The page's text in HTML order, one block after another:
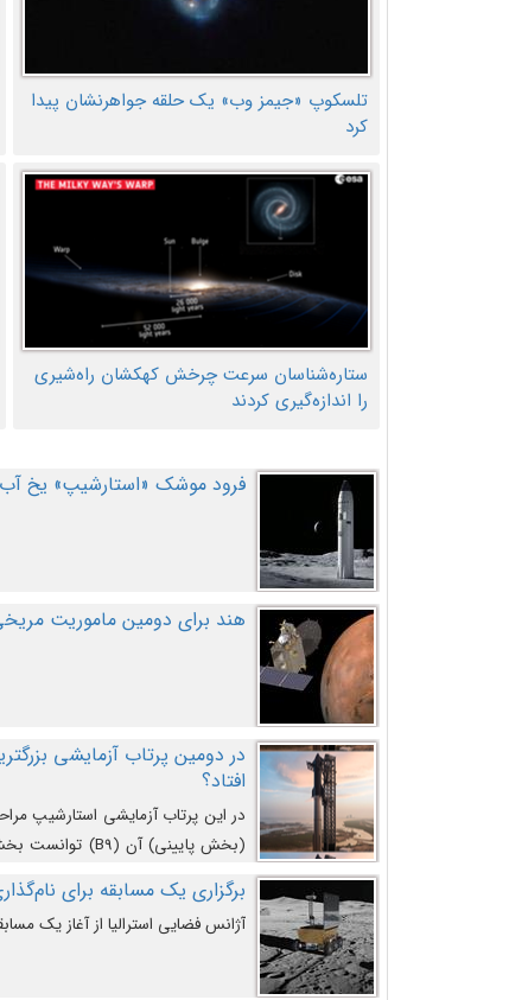
تلسکوپ «جیمز وب» یک حلقه جواهرنشان پیدا
کرد
ستاره‌شناسان سرعت چرخش کهکشان راه‌شیری
را اندازه‌گیری کردند
فرود موشک «استارشیپ» یخ آب
هند برای دومین ماموریت
افتاد؟
در این پرتاب آزمایشی استارشیپ
کند و سپس با یک مکانیزم جدید با
برگزاری یک مسابقه برای
آژانس فضایی استرالیا از آغاز یک